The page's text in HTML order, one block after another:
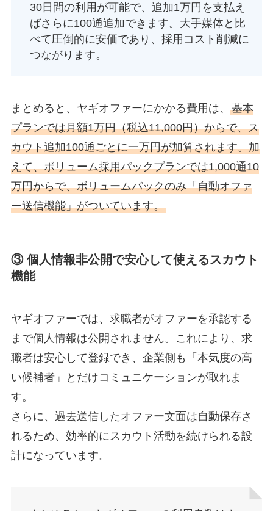
30日間の利用が可能で、追加1万円を支払え
ばさらに100通追加できます。大手媒体と比
べて圧倒的に安価であり、採用コスト削減に
つながります。
まとめると、ヤギオファーにかかる費用は、 基本
プランでは月額1万円（税込11,000円）からで、ス
カウト追加100通ごとに一万円が加算されます。加
えて、ボリューム採用パックプランでは1,000通10
万円からで、ボリュームパックのみ「自動オファ
ー送信機能」がついています。
③ 個人情報非公開で安心して使えるスカウト
機能
ヤギオファーでは、求職者がオファーを承認する
まで個人情報は公開されません。これにより、求
職者は安心して登録でき、企業側も「本気度の高
い候補者」とだけコミュニケーションが取れま
す。
さらに、過去送信したオファー文面は自動保存さ
れるため、効率的にスカウト活動を続けられる設
計になっています。